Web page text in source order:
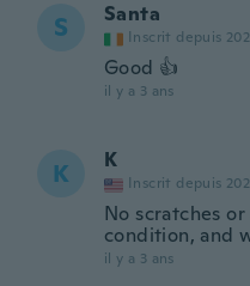
S Santa
Inscrit depuis
Good 👍
il y a 3 ans
K K
Inscrit depuis
No scratches
condition, and
il y a 3 ans